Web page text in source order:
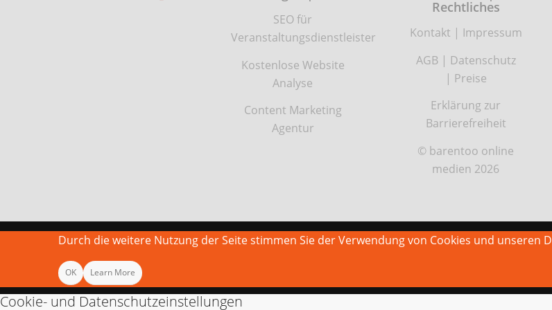
SEO für
Veranstaltungsdienstleister
Kostenlose Website
Analyse
Content Marketing
Agentur
Rechtliches
Kontakt | Impressum
AGB| Datenschutz
| Preise
Erklärung zur
Barrierefreiheit
© barentoo online
medien 2026
Durch die weitere Nutzung der Seite stimmen Sie der Verwendung von Cookies und unseren
OK Learn More
Cookie- und Datenschutzeinstellungen